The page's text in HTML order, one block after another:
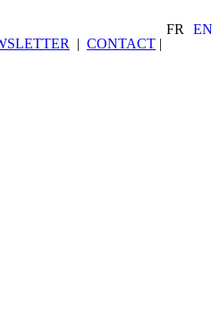
FR
EN
| CONTACT |